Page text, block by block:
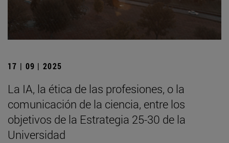
17 | 09 | 2025
La IA, la ética de las profesiones, o la
comunicación de la ciencia, entre los
objetivos de la Estrategia 25-30 de la
Universidad